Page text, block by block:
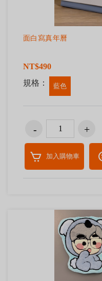
面白寫真年曆
NT$490
規格：
藍色
加入購物車